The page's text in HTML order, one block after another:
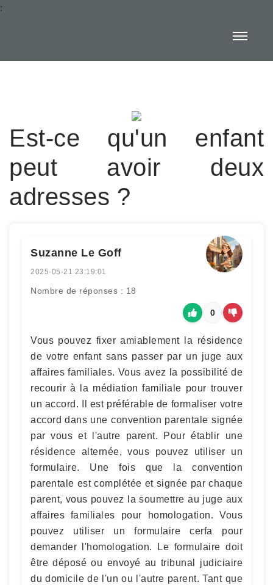
:
Est-ce qu'un enfant
peut avoir deux
adresses ?
Suzanne Le Goff
2025-05-21 23:19:01
Nombre de réponses : 18
0
Vous pouvez fixer amiablement la résidence
de votre enfant sans passer par un juge aux
affaires familiales. Vous avez la possibilité de
recourir à la médiation familiale pour trouver
un accord. Il est préférable de formaliser votre
accord dans une convention parentale signée
par vous et l'autre parent. Pour établir une
résidence alternée, vous pouvez utiliser un
formulaire. Une fois que la convention
parentale est complétée et signée par chaque
parent, vous pouvez la soumettre au juge aux
affaires familiales pour homologation. Vous
pouvez utiliser un formulaire cerfa pour
demander l'homologation. Le formulaire doit
être déposé ou envoyé au tribunal judiciaire
du domicile de l'un ou l'autre parent. Tant que